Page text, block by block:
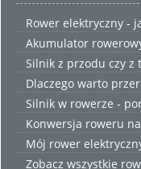
Rower elektryczny -
Akumulator
Silnik z przodu czy z
Dlaczego warto
Silnik w rowerze -
Konwersja roweru
Mój rower
Zobacz wszystkie